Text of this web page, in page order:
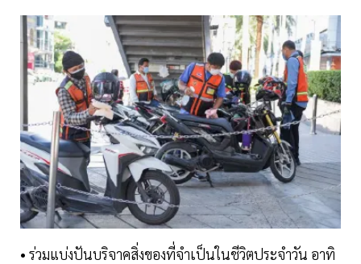
• ร่วมแบ่งปันบริจาคสิ่งของที่จำเป็นในชีวิตประจำวัน อาทิ